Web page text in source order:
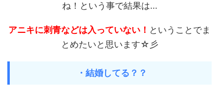
ね！という事で結果は...
アニキに刺青などは入っていない！ ということでま
とめたいと思います☆彡
・結婚してる？？